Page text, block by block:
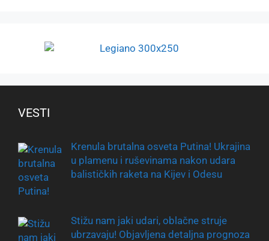
VESTI
Krenula brutalna osveta Putina! Ukrajina
u plamenu i ruševinama nakon udara
balističkih raketa na Kijev i Odesu
Stižu nam jaki udari, oblačne struje
ubrzavaju! Objavljena detaljna prognoza